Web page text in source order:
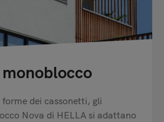
dei cassonetti, gli
Nova di HELLA si adattano